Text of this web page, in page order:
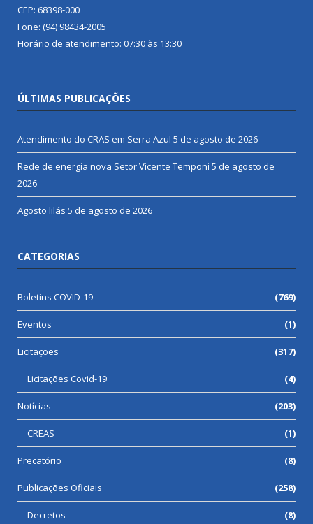
CEP: 68398-000
Fone: (94) 98434-2005
Horário de atendimento: 07:30 às 13:30
ÚLTIMAS PUBLICAÇÕES
Atendimento do CRAS em Serra Azul 5 de agosto de 2026
Rede de energia nova Setor Vicente Temponi 5 de agosto de
2026
Agosto lilás 5 de agosto de 2026
CATEGORIAS
Boletins COVID-19 (769)
Eventos (1)
Licitações (317)
Licitações Covid-19 (4)
Notícias (203)
CREAS (1)
Precatório (8)
Publicações Oficiais (258)
Decretos (8)